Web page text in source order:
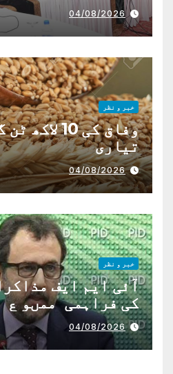
04/08/2026
خبر و نظر
وفاق کی 10
تیاری
04/08/2026
خبر و نظر
آئی ایم ایف
کی فراہمی ممںو
04/08/2026